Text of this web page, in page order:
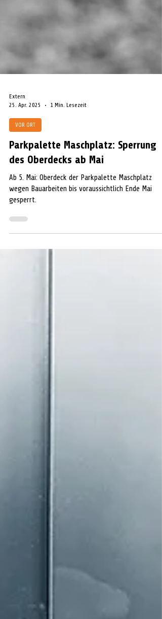
Extern
25. Apr. 2025
VOR ORT
des Oberdecks ab Mai
Ab 5. Mai: Oberdeck der Parkpalette Maschplatz
gesperrt.